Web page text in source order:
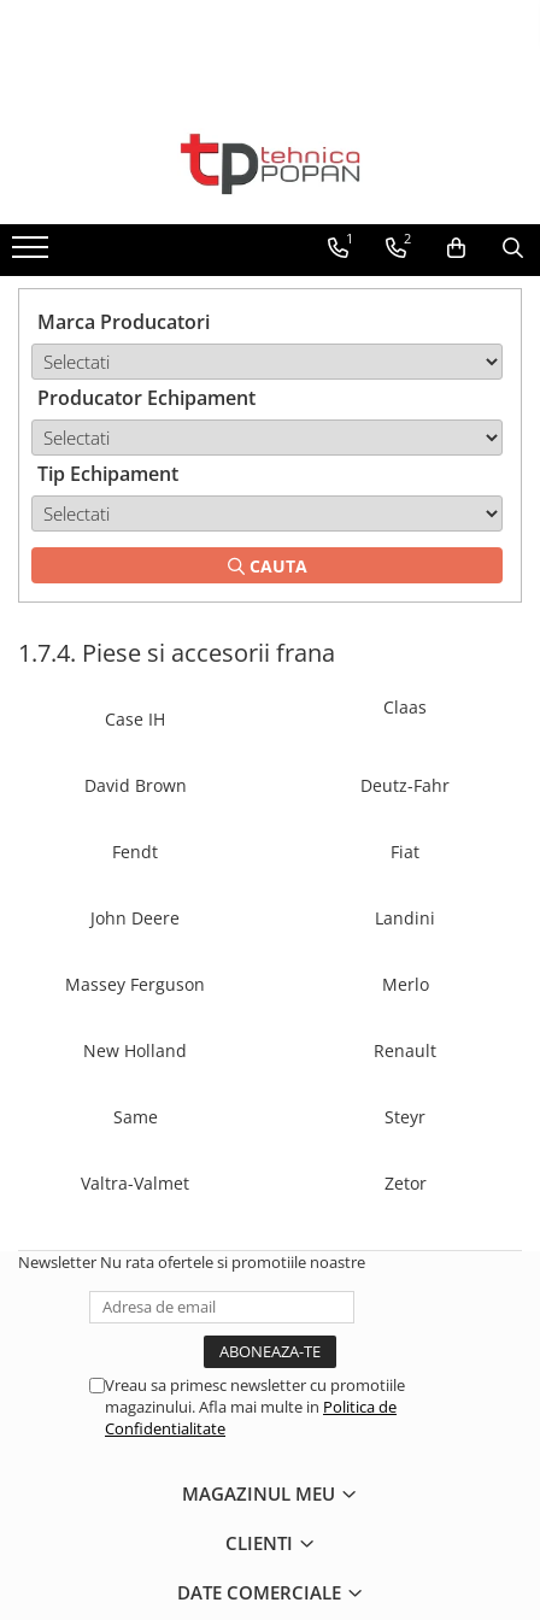
1. Piese & Accesorii Tractoare
1.1. Cabina & Caroserie
1.1.1. Geamuri
1.1.3. Embleme & Abtibilduri
1.1.4. Climatizare si accesorii
1.2. Piese cu Prindere în 3
Puncte si mecanism de ridicare
1.2.1. Prindere in 3 puncte
1.2.2. Mecanism de ridicare -
Tiranti si accesorii
1.3. Scaune & Accesorii
1.4.3. Distribuitoare
1.4.4. Cilindri si accesorii
1.5.3. Garnituri
1.5.4. Piese de schimb pentru
motor si accesorii
1.5.5. Pistoane & camasi piston
1.5.6. Răcire
1.5.7. Filtre
1.5.10. Distributie si accesorii
1 2
Marca Producatori
Producator Echipament
Tip Echipament
CAUTA
1.7.4. Piese si accesorii frana
Case IH
Claas
David Brown Deutz-Fahr
Fendt Fiat
John Deere Landini
Massey Ferguson Merlo
New Holland Renault
Same Steyr
Valtra-Valmet Zetor
Newsletter Nu rata ofertele si promotiile noastre
Vreau sa primesc newsletter cu promotiile
magazinului. Afla mai multe in Politica de
Confidentialitate
MAGAZINUL MEU
CLIENTI
DATE COMERCIALE